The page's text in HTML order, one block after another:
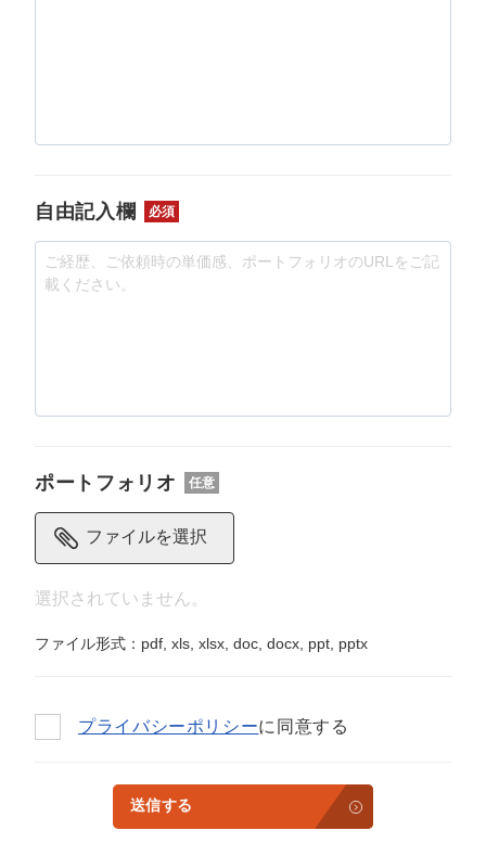
自由記入欄 必須
ポートフォリオ 任意
ファイルを選択
ファイル形式：pdf, xls, xlsx, doc, docx, ppt, pptx
プライバシーポリシーに同意する
送信する